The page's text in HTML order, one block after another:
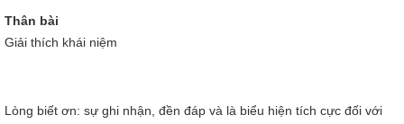
Thân bài
Giải thích khái niệm
Lòng biết ơn: sự ghi nhận, đền đáp và là biểu hiện tích cực đối với